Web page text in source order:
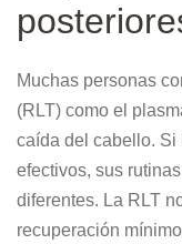
Muchas personas
(RLT) como el
caída del cabello. Si
efectivos, sus
diferentes. La RLT
recuperación